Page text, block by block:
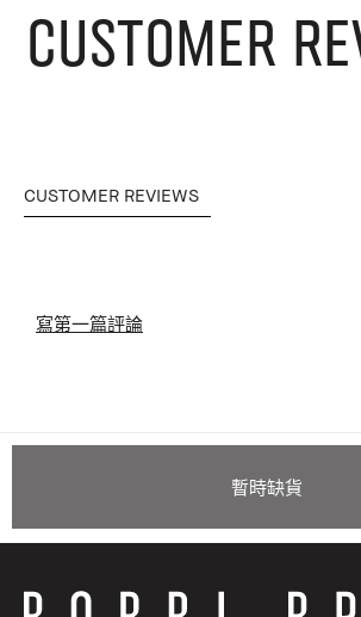
CUSTOMER
CUSTOMER REVIEWS
寫第一篇評論
暫時缺貨